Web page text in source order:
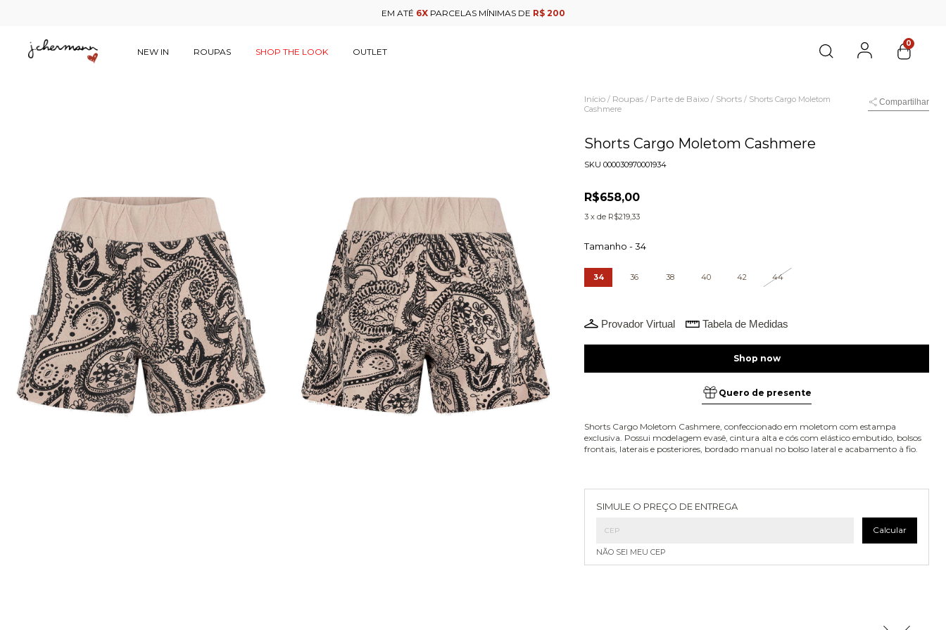
EM ATÉ 6XPARCELAS MÍNIMAS DE R$ 200
NEW IN ROUPAS SHOP THE LOOK OUTLET
0
Início / Roupas / Parte de Baixo / Shorts / Shorts Cargo Moletom
Cashmere
Compartilhar
Shorts Cargo Moletom Cashmere
SKU000030970001934
R$658,00
3 x de R$219,33
Tamanho -34
34 36 38 40 42 44
Provador Virtual Tabela de Medidas
Quero de presente
Shorts Cargo Moletom Cashmere, confeccionado em moletom com estampa
exclusiva. Possui modelagem evasê, cintura alta e cós com elástico embutido, bolsos
frontais, laterais e posteriores, bordado manual no bolso lateral e acabamento à fio.
SIMULE O PREÇO DE ENTREGA
Calcular
NÃO SEI MEU CEP